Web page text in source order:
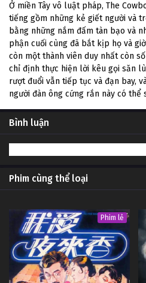
Ở miền Tây vô luật pháp, The
tiếng gồm những kẻ giết người và
bằng những nắm đấm tàn bạo và
phận cuối cùng đã bắt kịp họ và
còn một thành viên duy nhất còn
chỉ định thực hiện lời kêu gọi săn
rượt đuổi vẫn tiếp tục và đạn bay,
người đàn ông cứng rắn này có thể
Bình luận
Phim cùng thể loại
Phim lẻ